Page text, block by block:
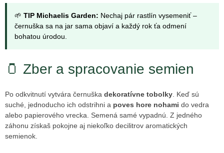
🌱 TIP Michaelis Garden: Nechaj pár rastlín vysemeniť –
černuška sa na jar sama objaví a každý rok ťa odmení
bohatou úrodou.
🫙 Zber a spracovanie semien
Po odkvitnutí vytvára černuška dekoratívne tobolky . Keď sú
suché, jednoducho ich odstrihni a poves hore nohami do vedra
alebo papierového vrecka. Semená samé vypadnú. Z jedného
záhonu získaš pokojne aj niekoľko decilitrov aromatických
semienok.